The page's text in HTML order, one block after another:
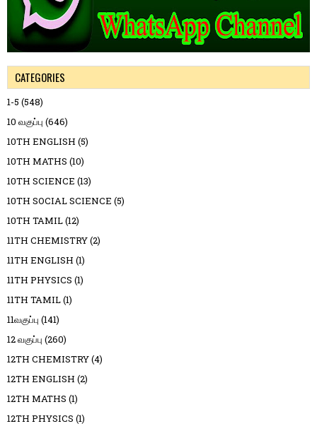
CATEGORIES
1-5 (548)
10 வகுப்பு (646)
10TH ENGLISH (5)
10TH MATHS (10)
10TH SCIENCE (13)
10TH SOCIAL SCIENCE (5)
10TH TAMIL(12)
11TH CHEMISTRY(2)
11TH ENGLISH (1)
11TH PHYSICS (1)
11TH TAMIL(1)
11வகுப்பு (141)
12 வகுப்பு (260)
12TH CHEMISTRY(4)
12TH ENGLISH (2)
12TH MATHS (1)
12TH PHYSICS (1)